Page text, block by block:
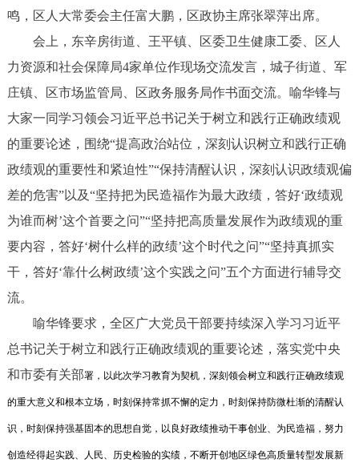
鸣，区人大常委会主任富大鹏，区政协主席张翠萍出席。
会上，东辛房街道、王平镇、区委卫生健康工委、区人
力资源和社会保障局4家单位作现场交流发言，城子街道、军
庄镇、区市场监管局、区政务服务局作书面交流。喻华锋与
大家一同学习领会习近平总书记关于树立和践行正确政绩观
的重要论述，围绕“提高政治站位，深刻认识树立和践行正确
政绩观的重要性和紧迫性”“保持清醒认识，深刻认识政绩观偏
差的危害”以及“坚持把为民造福作为最大政绩，答好‘政绩观
为谁而树’这个首要之问”“坚持把高质量发展作为政绩观的重
要内容，答好‘树什么样的政绩’这个时代之问”“坚持真抓实
干，答好‘靠什么树政绩’这个实践之问”五个方面进行辅导交
流。
喻华锋要求，全区广大党员干部要持续深入学习习近平
总书记关于树立和践行正确政绩观的重要论述，落实党中央
和市委有关部署，以此次学习教育为契机，深刻领会树立和践行正确政绩观
的重大意义和根本立场，时刻保持常抓不懈的定力，时刻保持防微杜渐的清醒认
识，时刻保持强基固本的思想自觉，以良好政绩推动干事创业、为民造福，努力
创造经得起实践、人民、历史检验的实绩，不断开创地区绿色高质量转型发展新